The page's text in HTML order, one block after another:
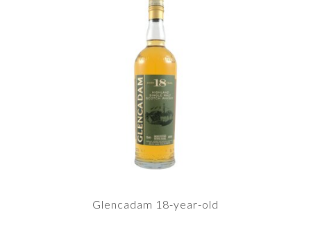
Glencadam 18-year-old